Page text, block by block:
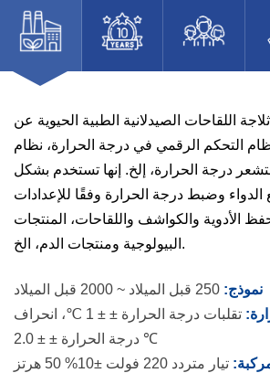
ثلاجة اللقاحات الصيدلانية الطبية الحيوية عن
التحكم الرقمي في درجة الحرارة، نظام
درجة الحرارة، إلخ. إنها تستخدم بشكل
وضبط درجة الحرارة وفقًا للإعدادات
الأدوية والكواشف واللقاحات، المنتجات
البيولوجية ومنتجات الدم، الخ.
نموذج: 250 قبل الميلاد ~ 2000 قبل الميلاد
تقلبات درجة الحرارة ± ± 1 ℃، انحراف
درجة الحرارة ± ± 2.0 ℃
تيار متردد 220 فولت ±10% 50 هرتز